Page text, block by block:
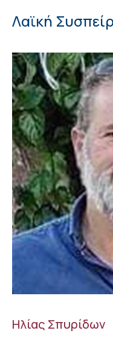
Λαϊκή
Ηλίας Σπυρίδων